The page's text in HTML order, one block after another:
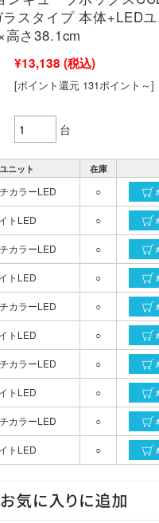
スタイプ 本体+LED
高さ38.1cm
¥13,138 (税込)
[ポイント還元 131ポイント～]
台
ニット 在庫
カラーLED ○
トLED ○
カラーLED ○
トLED ○
カラーLED ○
トLED ○
カラーLED ○
トLED ○
カラーLED ○
トLED ○